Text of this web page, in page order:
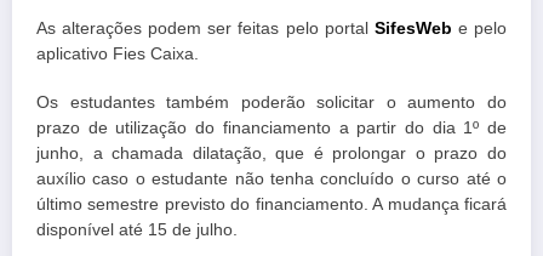
As alterações podem ser feitas pelo portal SifesWeb e pelo
aplicativo Fies Caixa.
Os estudantes também poderão solicitar o aumento do
prazo de utilização do financiamento a partir do dia 1º de
junho, a chamada dilatação, que é prolongar o prazo do
auxílio caso o estudante não tenha concluído o curso até o
último semestre previsto do financiamento. A mudança ficará
disponível até 15 de julho.